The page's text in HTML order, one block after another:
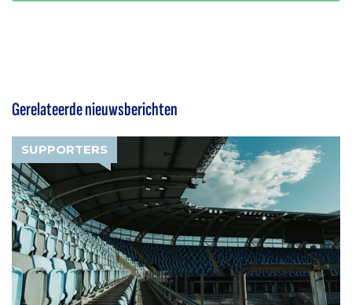
Gerelateerde nieuwsberichten
SUPPORTERS